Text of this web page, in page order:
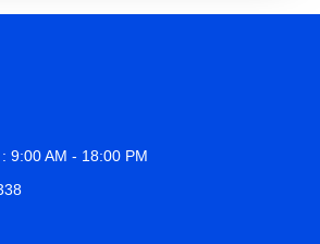
9:00 AM - 18:00 PM